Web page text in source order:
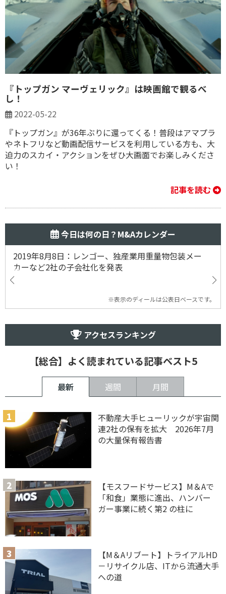
『トップガン マーヴェリック』は映画館で観るべ
し！
2022-05-22
『トップガン』が36年ぶりに還ってくる！普段はアマプラ
やネトフリなど動画配信サービスを利用している方も、大
迫力のスカイ・アクションをぜひ大画面でお楽しみくださ
い！
記事を読む
今日は何の日？M&Aカレンダー
2019年8月8日：レンゴー、独産業用重量物包装メー
カーなど2社の子会社化を発表
※表示のディールは公表日ベースです。
アクセスランキング
【総合】よく読まれている記事ベスト5
最新 週間 月間
不動産大手ヒューリックが宇宙関
連2社の保有を拡大 2026年7月
の大量保有報告書
【モスフードサービス】M＆Aで
「和食」業態に進出、ハンバー
ガー事業に続く第2 の柱に
【M＆Aリブート】トライアルHD
－リサイクル店、ITから流通大手
への道